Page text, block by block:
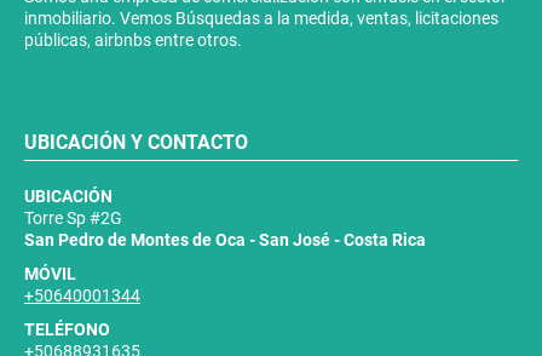
inmobiliario. Vemos Búsquedas a la medida, ventas, licitaciones
públicas, airbnbs entre otros.
UBICACIÓN Y CONTACTO
UBICACIÓN
Torre Sp #2G
San Pedro de Montes de Oca - San José - Costa Rica
MÓVIL
+50640001344
TELÉFONO
+50688931635